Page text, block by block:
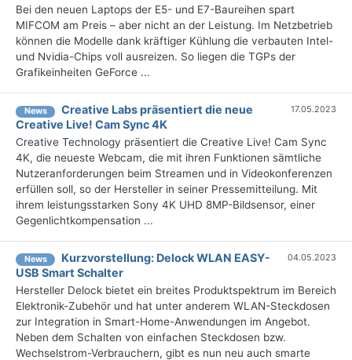
Bei den neuen Laptops der E5- und E7-Baureihen spart
MIFCOM am Preis – aber nicht an der Leistung. Im Netzbetrieb
können die Modelle dank kräftiger Kühlung die verbauten Intel-
und Nvidia-Chips voll ausreizen. So liegen die TGPs der
Grafikeinheiten GeForce ...
News
Creative Labs präsentiert die neue
Creative Live! Cam Sync 4K
17.05.2023
Creative Technology präsentiert die Creative Live! Cam Sync
4K, die neueste Webcam, die mit ihren Funktionen sämtliche
Nutzeranforderungen beim Streamen und in Videokonferenzen
erfüllen soll, so der Hersteller in seiner Pressemitteilung. Mit
ihrem leistungsstarken Sony 4K UHD 8MP-Bildsensor, einer
Gegenlichtkompensation ...
News
Kurzvorstellung: Delock WLAN EASY-
USB Smart Schalter
04.05.2023
Hersteller Delock bietet ein breites Produktspektrum im Bereich
Elektronik-Zubehör und hat unter anderem WLAN-Steckdosen
zur Integration in Smart-Home-Anwendungen im Angebot.
Neben dem Schalten von einfachen Steckdosen bzw.
Wechselstrom-Verbrauchern, gibt es nun neu auch smarte